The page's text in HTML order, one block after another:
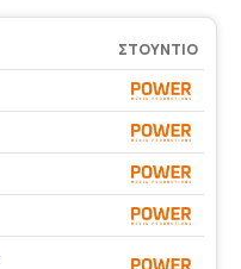
ΣΤΟΎΝΤΙΟ